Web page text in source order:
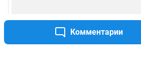
Комментарии